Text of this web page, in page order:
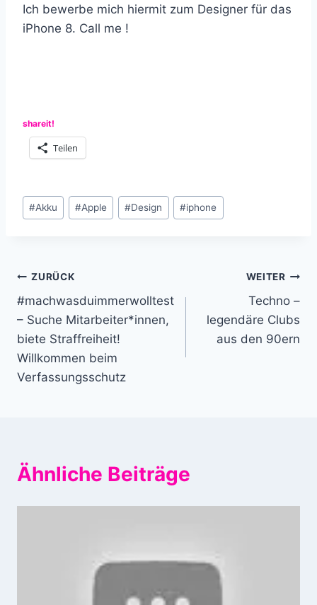
Ich bewerbe mich hiermit zum Designer für das
iPhone 8. Call me !
shareit!
Teilen
Schlagworte:
#Akku #Apple #Design #iphone
Beitragsnavigation
ZURÜCK
#machwasduimmerwolltest
– Suche Mitarbeiter*innen,
biete Straffreiheit!
Willkommen beim
Verfassungsschutz
WEITER
Techno –
legendäre Clubs
aus den 90ern
Ähnliche Beiträge